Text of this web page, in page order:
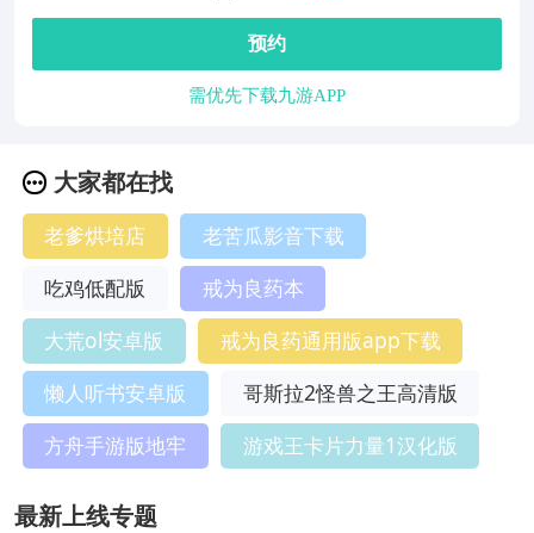
预约
需优先下载九游APP
大家都在找
老爹烘培店
老苦瓜影音下载
吃鸡低配版
戒为良药本
大荒ol安卓版
戒为良药通用版app下载
懒人听书安卓版
哥斯拉2怪兽之王高清版
方舟手游版地牢
游戏王卡片力量1汉化版
最新上线专题